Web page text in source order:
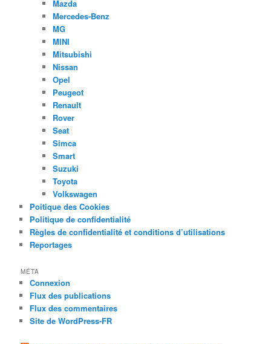
Mazda
Mercedes-Benz
MG
MINI
Mitsubishi
Nissan
Opel
Peugeot
Renault
Rover
Seat
Simca
Smart
Suzuki
Toyota
Volkswagen
Poitique des Cookies
Politique de confidentialité
Règles de confidentialité et conditions d’utilisations
Reportages
MÉTA
Connexion
Flux des publications
Flux des commentaires
Site de WordPress-FR